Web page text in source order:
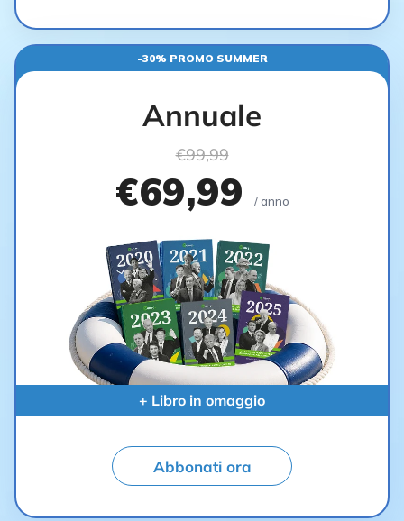
-30% PROMO SUMMER
Annuale
€99,99
€69,99 / anno
+ Libro in omaggio
Abbonati ora